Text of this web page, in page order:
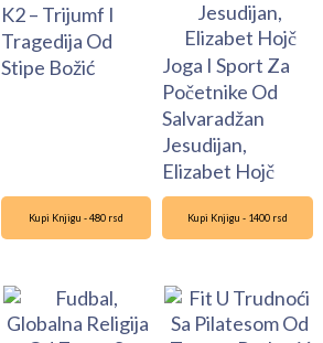
K2 – Trijumf I
Tragedija Od
Stipe Božić
Joga I Sport Za
Početnike Od
Salvaradžan
Jesudijan,
Elizabet Hojč
Kupi Knjigu - 480 rsd Kupi Knjigu - 1400 rsd